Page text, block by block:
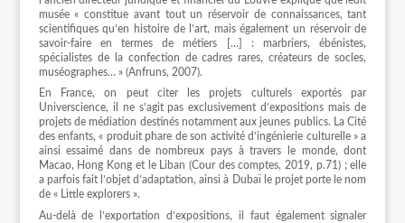
musée « constitue avant tout un réservoir de connaissances, tant
scientifiques qu’en histoire de l’art, mais également un réservoir de
savoir-faire en termes de métiers […] : marbriers, ébénistes,
spécialistes de la confection de cadres rares, créateurs de socles,
muséographes… » (Anfruns, 2007).
En France, on peut citer les projets culturels exportés par
Universcience, il ne s’agit pas exclusivement d’expositions mais de
projets de médiation destinés notamment aux jeunes publics. La Cité
des enfants, « produit phare de son activité d’ingénierie culturelle » a
ainsi essaimé dans de nombreux pays à travers le monde, dont
Macao, Hong Kong et le Liban (Cour des comptes, 2019, p.71) ; elle
a parfois fait l’objet d’adaptation, ainsi à Dubaï le projet porte le nom
de « Little explorers ».
Au-delà de l’exportation d’expositions, il faut également signaler